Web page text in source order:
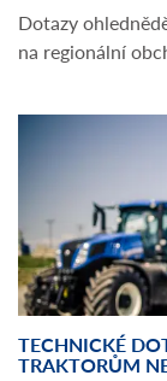
Dotazy
na regionální
TECHNICKÉ
TRAKTORŮM